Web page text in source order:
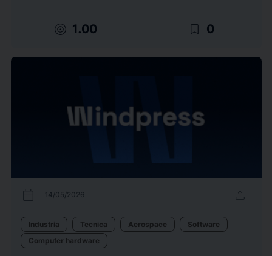
target 1.00 bookmark_border 0
calendar_today 14/05/2026 upload
Industria Tecnica Aerospace
Software
Computer hardware